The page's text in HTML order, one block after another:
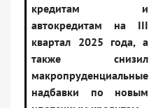
кредитам и
автокредитам на III
квартал 2025 года, а
также снизил
макропруденциальные
надбавки по новым